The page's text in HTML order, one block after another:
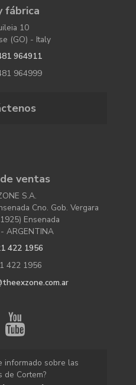
fábrica
10
(GO) - Italy
964911
964999
ventas
S.A.
Cno. Gob. Vergara
Ensenada
ARGENTINA
422 1956
422 1956
informado sobre las
de Cortem?